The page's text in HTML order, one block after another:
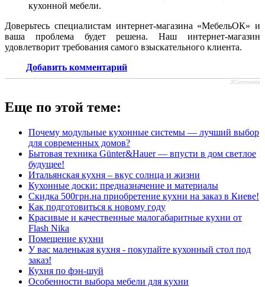
кухонной мебели.
Доверьтесь специалистам интернет-магазина «МебельОК» и
ваша проблема будет решена. Наш интернет-магазин
удовлетворит требования самого взыскательного клиента.
Добавить комментарий
JComments
Еще по этой теме:
Почему модульные кухонные системы — лучший выбор
для современных домов?
Бытовая техника Günter&Hauer — впусти в дом светлое
будущее!
Итальянская кухня – вкус солнца и жизни
Кухонные доски: предназначение и материалы
Скидка 500грн.на приобретение кухни на заказ в Киеве!
Как подготовиться к новому году
Красивые и качественные малогабаритные кухни от
Flash Nika
Помещение кухни
У вас маленькая кухня - покупайте кухонный стол под
заказ!
Кухня по фэн-шуй
Особенности выбора мебели для кухни